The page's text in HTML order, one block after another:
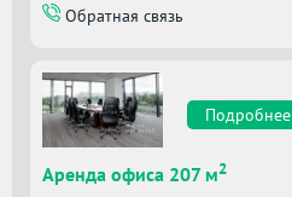
Обратная связь
Подробнее
Аренда офиса 207 м2